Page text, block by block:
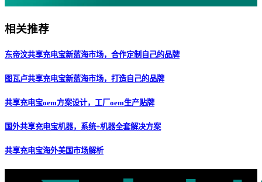
相关推荐
东帝汶共享充电宝新蓝海市场，合作定制自己的品牌
图瓦卢共享充电宝新蓝海市场，打造自己的品牌
共享充电宝oem方案设计，工厂oem生产贴牌
国外共享充电宝机器，系统+机器全套解决方案
共享充电宝海外美国市场解析